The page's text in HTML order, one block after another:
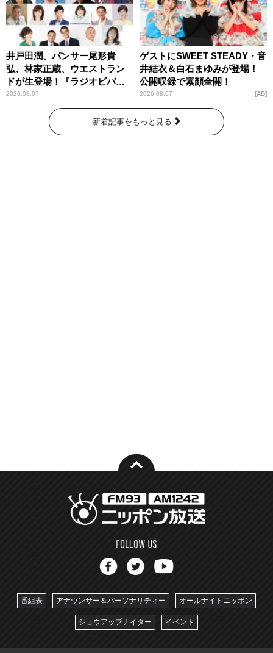
井戸田潤、パンサー尾形貴
弘、林家正蔵、ウエストラン
ドが生登場！『ラジオビバリ
ー昼ズ』
2026.08.07
ゲストにSWEET STEADY・音
井結衣＆白石まゆみが登場！
公開収録で素顔全開！
2026.08.07 AD
新着記事をもっと見る
番組表 アナウンサー＆パーソナリティー オールナイトニッポン
ショウアップナイター イベント